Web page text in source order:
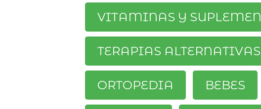
VITAMINAS Y
TERAPIAS ALTERNATIVAS
ORTOPEDIA BEBES